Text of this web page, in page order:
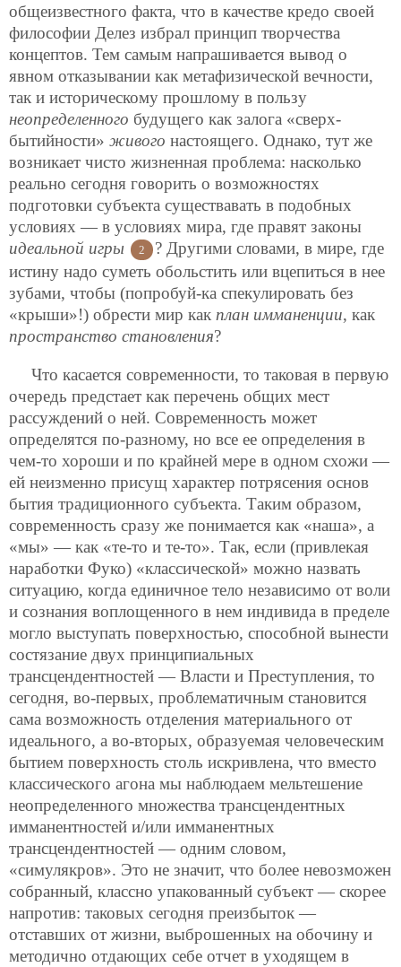
общеизвестного факта, что в качестве кредо своей
философии Делез избрал принцип творчества
концептов. Тем самым напрашивается вывод о
явном отказывании как метафизической вечности,
так и историческому прошлому в пользу
неопределенного будущего как залога «сверх-
бытийности» живого настоящего. Однако, тут же
возникает чисто жизненная проблема: насколько
реально сегодня говорить о возможностях
подготовки субъекта существавать в подобных
условиях — в условиях мира, где правят законы
идеальной игры
2
? Другими словами, в мире, где
истину надо суметь обольстить или вцепиться в нее
зубами, чтобы (попробуй-ка спекулировать без
«крыши»!) обрести мир как план имманенции, как
пространство становления?
Что касается современности, то таковая в первую
очередь предстает как перечень общих мест
рассуждений о ней. Современность может
определятся по-разному, но все ее определения в
чем-то хороши и по крайней мере в одном схожи —
ей неизменно присущ характер потрясения основ
бытия традиционного субъекта. Таким образом,
современность сразу же понимается как «наша», а
«мы» — как «те-то и те-то». Так, если (привлекая
наработки Фуко) «классической» можно назвать
ситуацию, когда единичное тело независимо от воли
и сознания воплощенного в нем индивида в пределе
могло выступать поверхностью, способной вынести
состязание двух принципиальных
трансцендентностей — Власти и Преступления, то
сегодня, во-первых, проблематичным становится
сама возможность отделения материального от
идеального, а во-вторых, образуемая человеческим
бытием поверхность столь искривлена, что вместо
классического агона мы наблюдаем мельтешение
неопределенного множества трансцендентных
имманентностей и/или имманентных
трансцендентностей — одним словом,
«симулякров». Это не значит, что более невозможен
собранный, классно упакованный субъект — скорее
напротив: таковых сегодня преизбыток —
отставших от жизни, выброшенных на обочину и
методично отдающих себе отчет в уходящем в